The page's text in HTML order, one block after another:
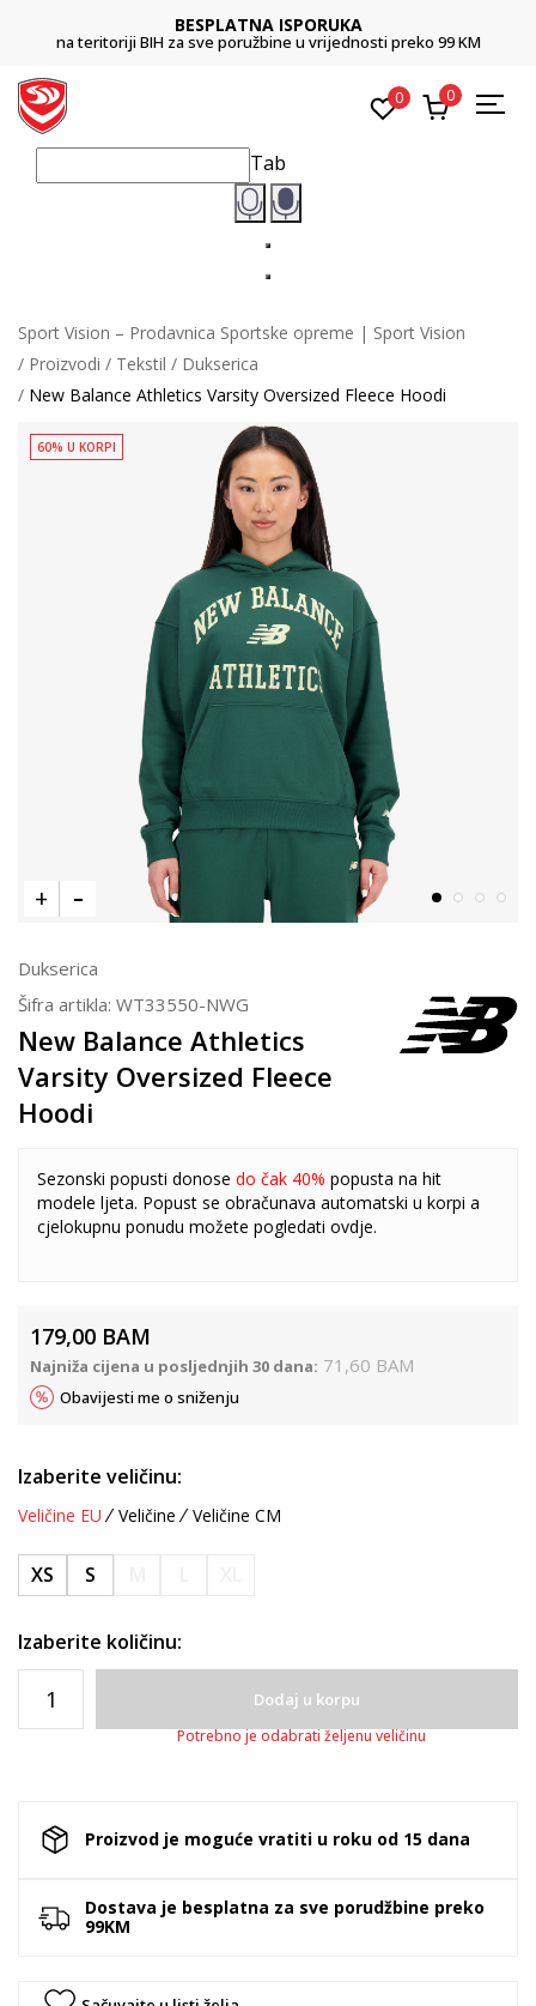
BESPLATNA ISPORUKA
na teritoriji BIH za sve poružbine u vrijednosti preko 99 KM
0 0
Tab
Sport Vision – Prodavnica Sportske opreme | Sport Vision
Proizvodi
Tekstil
Dukserica
New Balance Athletics Varsity Oversized Fleece Hoodi
60% U KORPI
Dukserica
Šifra artikla: WT33550-NWG
New Balance Athletics
Varsity Oversized Fleece
Hoodi
Sezonski popusti donose do čak 40% popusta na hit
modele ljeta. Popust se obračunava automatski u korpi a
cjelokupnu ponudu možete pogledati ovdje.
179,00 BAM
Najniža cijena u posljednjih 30 dana: 71,60 BAM
Obavijesti me o sniženju
Izaberite veličinu:
Veličine EU Veličine Veličine CM
XS S
Izaberite količinu:
Dodaj u korpu
Potrebno je odabrati željenu veličinu
Proizvod je moguće vratiti u roku od 15 dana
Dostava je besplatna za sve porudžbine preko
99KM